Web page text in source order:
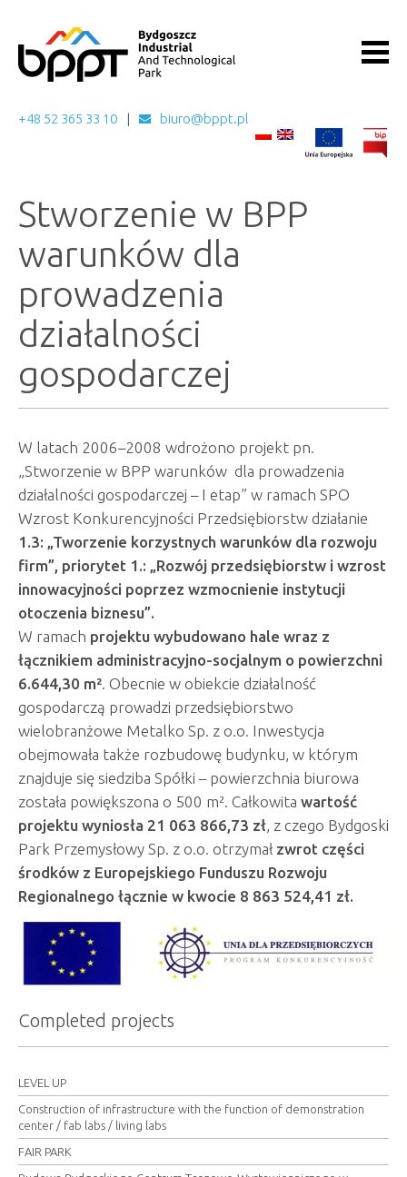
+48 52 365 33 10 biuro@bppt.pl
Stworzenie w BPP
warunków dla
prowadzenia
działalności
gospodarczej
W latach 2006–2008 wdrożono projekt pn.
„Stworzenie w BPP warunków dla prowadzenia
działalności gospodarczej – I etap” w ramach SPO
Wzrost Konkurencyjności Przedsiębiorstw działanie
1.3: „Tworzenie korzystnych warunków dla rozwoju
firm”, priorytet 1.: „Rozwój przedsiębiorstw i wzrost
innowacyjności poprzez wzmocnienie instytucji
otoczenia biznesu”.
W ramach projektu wybudowano hale wraz z
łącznikiem administracyjno-socjalnym o powierzchni
6.644,30 m². Obecnie w obiekcie działalność
gospodarczą prowadzi przedsiębiorstwo
wielobranżowe Metalko Sp. z o.o. Inwestycja
obejmowała także rozbudowę budynku, w którym
znajduje się siedziba Spółki – powierzchnia biurowa
została powiększona o 500 m². Całkowita wartość
projektu wyniosła 21 063 866,73 zł, z czego Bydgoski
Park Przemysłowy Sp. z o.o. otrzymał zwrot części
środków z Europejskiego Funduszu Rozwoju
Regionalnego łącznie w kwocie 8 863 524,41 zł.
Completed projects
LEVEL UP
Construction of infrastructure with the function of demonstration
center / fab labs / living labs
FAIR PARK